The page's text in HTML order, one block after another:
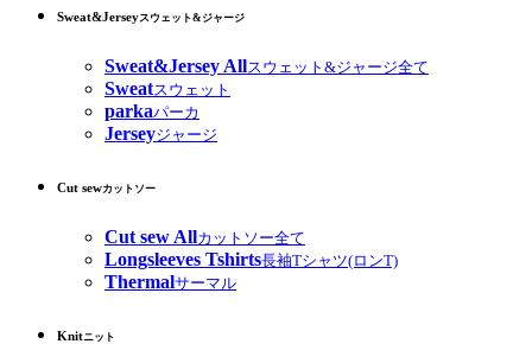
Sweat&Jerseyスウェット&ジャージ
Sweat&Jersey Allスウェット&ジャージ全て
Sweatスウェット
parkaパーカ
Jerseyジャージ
Cut sewカットソー
Cut sew Allカットソー全て
Longsleeves Tshirts長袖Tシャツ(ロンT)
Thermalサーマル
Knitニット